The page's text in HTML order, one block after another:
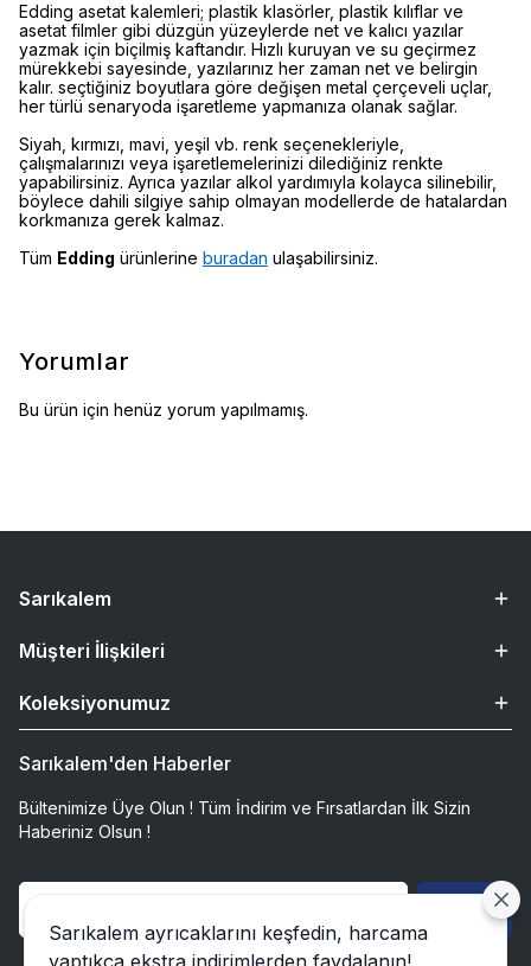
Edding asetat kalemleri; plastik klasörler, plastik kılıflar ve
asetat filmler gibi düzgün yüzeylerde net ve kalıcı yazılar
yazmak için biçilmiş kaftandır. Hızlı kuruyan ve su geçirmez
mürekkebi sayesinde, yazılarınız her zaman net ve belirgin
kalır. seçtiğiniz boyutlara göre değişen metal çerçeveli uçlar,
her türlü senaryoda işaretleme yapmanıza olanak sağlar.
Siyah, kırmızı, mavi, yeşil vb. renk seçenekleriyle,
çalışmalarınızı veya işaretlemelerinizi dilediğiniz renkte
yapabilirsiniz. Ayrıca yazılar alkol yardımıyla kolayca silinebilir,
böylece dahili silgiye sahip olmayan modellerde de hatalardan
korkmanıza gerek kalmaz.
Tüm Edding ürünlerine buradan ulaşabilirsiniz.
Yorumlar
Bu ürün için henüz yorum yapılmamış.
Sarıkalem
Müşteri İlişkileri
Koleksiyonumuz
Sarıkalem'den Haberler
Bültenimize Üye Olun ! Tüm İndirim ve Fırsatlardan İlk Sizin
Haberiniz Olsun !
Gönder
Sarıkalem ayrıcaklarını keşfedin, harcama
yaptıkça ekstra indirimlerden faydalanın!